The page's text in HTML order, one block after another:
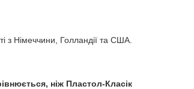
з Німеччини, Голландії та США.
ніж Пластол-Класік